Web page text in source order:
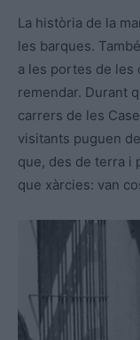
La història de la
les barques.
a les portes de les
remendar. Durant
carrers de les
visitants puguen
que, des de terra i
que xàrcies: van